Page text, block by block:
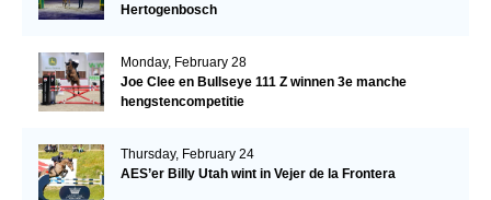
Hertogenbosch
Monday, February 28
Joe Clee en Bullseye 111 Z winnen 3e manche
hengstencompetitie
Thursday, February 24
AES’er Billy Utah wint in Vejer de la Frontera